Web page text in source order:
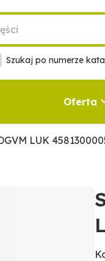
Szukaj po numerze
Oferta
LUK